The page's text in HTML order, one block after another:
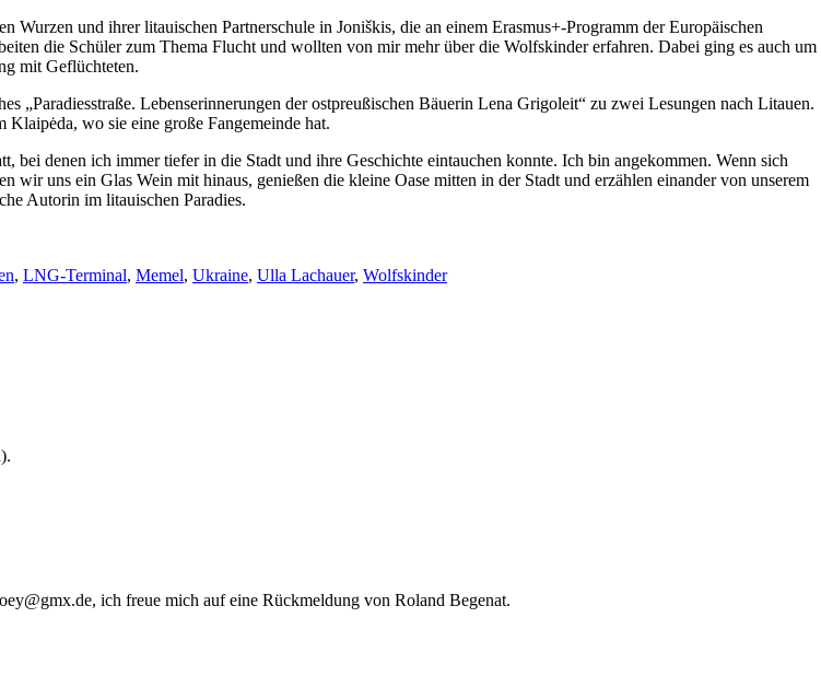
und ihrer litauischen Partnerschule in Joniškis, die an einem Erasmus+-Programm der Europäischen
die Schüler zum Thema Flucht und wollten von mir mehr über die Wolfskinder erfahren. Dabei ging es auch um
mit Geflüchteten.
„Paradiesstraße. Lebenserinnerungen der ostpreußischen Bäuerin Lena Grigoleit“ zu zwei Lesungen nach Litauen.
wo sie eine große Fangemeinde hat.
bei denen ich immer tiefer in die Stadt und ihre Geschichte eintauchen konnte. Ich bin angekommen. Wenn sich
uns ein Glas Wein mit hinaus, genießen die kleine Oase mitten in der Stadt und erzählen einander von unserem
Autorin im litauischen Paradies.
, LNG-Terminal, Memel, Ukraine, Ulla Lachauer, Wolfskinder
ich freue mich auf eine Rückmeldung von Roland Begenat.